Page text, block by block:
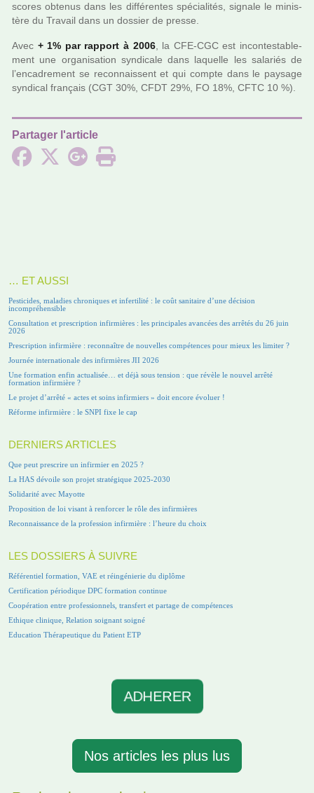
scores obte­nus dans les dif­fé­ren­tes spé­cia­li­tés, signale le minis­
tère du Travail dans un dos­sier de presse.
Avec + 1% par rap­port à 2006, la CFE-CGC est incontes­ta­ble­
ment une orga­ni­sa­tion syn­di­cale dans laquelle les sala­riés de
l’enca­dre­ment se reconnais­sent et qui compte dans le pay­sage
syn­di­cal fran­çais (CGT 30%, CFDT 29%, FO 18%, CFTC 10 %).
Partager l'article
… ET AUSSI
Pesticides, maladies chroniques et infertilité : le coût sanitaire d’une décision
incompréhensible
Consultation et prescription infirmières : les principales avancées des arrêtés du 26 juin
2026
Prescription infirmière : reconnaître de nouvelles compétences pour mieux les limiter ?
Journée internationale des infirmières JII 2026
Une formation enfin actualisée… et déjà sous tension : que révèle le nouvel arrêté
formation infirmière ?
Le projet d’arrêté « actes et soins infirmiers » doit encore évoluer !
Réforme infirmière : le SNPI fixe le cap
DERNIERS ARTICLES
Que peut prescrire un infirmier en 2025 ?
La HAS dévoile son projet stratégique 2025-2030
Solidarité avec Mayotte
Proposition de loi visant à renforcer le rôle des infirmières
Reconnaissance de la profession infirmière : l’heure du choix
LES DOSSIERS À SUIVRE
Référentiel formation, VAE et réingénierie du diplôme
Certification périodique DPC formation continue
Coopération entre professionnels, transfert et partage de compétences
Ethique clinique, Relation soignant soigné
Education Thérapeutique du Patient ETP
ADHERER
Nos articles les plus lus